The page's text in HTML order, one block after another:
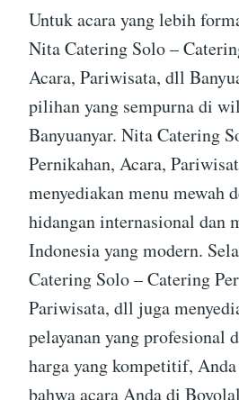
Untuk acara yang lebih
Nita Catering Solo –
Acara, Pariwisata, dll
pilihan yang sempurna di
Banyuanyar. Nita Catering
Pernikahan, Acara,
menyediakan menu mewah
hidangan internasional dan
Indonesia yang modern.
Catering Solo – Catering
Pariwisata, dll juga
pelayanan yang profesional
harga yang kompetitif,
bahwa acara Anda di